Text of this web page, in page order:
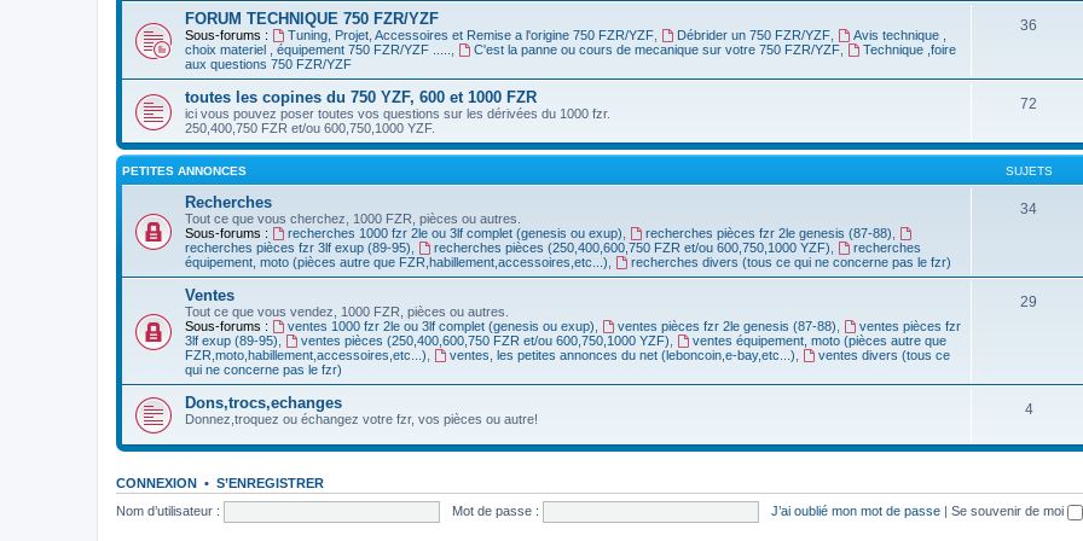
FORUM TECHNIQUE 750 FZR/YZF
Sous-forums : Tuning, Projet, Accessoires et Remise a l'origine 750 FZR/YZF, Débrider un 750 FZR/YZF,
Avis technique ,
choix materiel , équipement 750 FZR/YZF .....
C'est la panne ou cours de mecanique sur votre 750 FZR/YZF,
Technique ,foire
aux questions 750 FZR/YZF
36
toutes les copines du 750 YZF, 600 et 1000 FZR
ici vous pouvez poser toutes vos questions sur les dérivées du 1000 fzr.
250,400,750 FZR et/ou 600,750,1000 YZF.
72
PETITES ANNONCES SUJETS
Recherches
Tout ce que vous cherchez, 1000 FZR, pièces ou autres.
Sous-forums :
recherches 1000 fzr 2le ou 3lf complet (genesis ou exup) recherches pièces fzr 2le genesis (87-88)
recherches pièces fzr 3lf exup (89-95)
recherches pièces (250,400,600,750 FZR et/ou 600,750,1000 YZF)
recherches
équipement, moto (pièces autre que FZR,habillement,accessoires,etc...)
recherches divers (tous ce qui ne concerne pas le fzr)
34
Ventes
Tout ce que vous vendez, 1000 FZR, pièces ou autres.
Sous-forums :
ventes 1000 fzr 2le ou 3lf complet (genesis ou exup) ventes pièces fzr 2le genesis (87-88)
ventes pièces fzr
3lf exup (89-95)
ventes pièces (250,400,600,750 FZR et/ou 600,750,1000 YZF)
ventes équipement, moto (pièces autre que
FZR,moto,habillement,accessoires,etc...)
ventes, les petites annonces du net (leboncoin,e-bay,etc...)
ventes divers (tous ce
qui ne concerne pas le fzr)
29
Dons,trocs,echanges
Donnez,troquez ou échangez votre fzr, vos pièces ou autre!
4
CONNEXION • S’ENREGISTRER
Nom d’utilisateur :
Mot de passe : J’ai oublié mon mot de passe | Se souvenir de moi